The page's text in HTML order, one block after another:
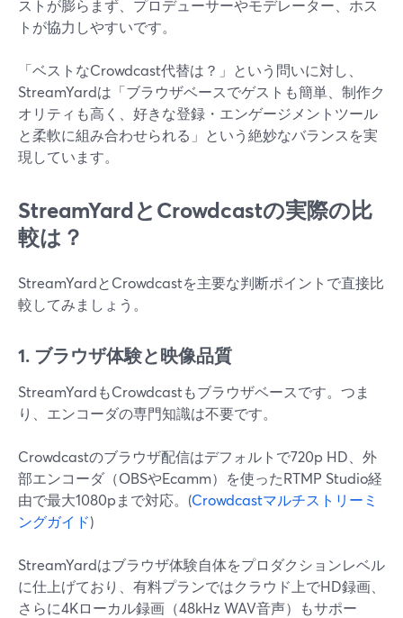
ストが膨らまず、プロデューサーやモデレーター、ホス
トが協力しやすいです。
「ベストなCrowdcast代替は？」という問いに対し、
StreamYardは「ブラウザベースでゲストも簡単、制作ク
オリティも高く、好きな登録・エンゲージメントツール
と柔軟に組み合わせられる」という絶妙なバランスを実
現しています。
StreamYardとCrowdcastの実際の比
較は？
StreamYardとCrowdcastを主要な判断ポイントで直接比
較してみましょう。
1. ブラウザ体験と映像品質
StreamYardもCrowdcastもブラウザベースです。つま
り、エンコーダの専門知識は不要です。
Crowdcastのブラウザ配信はデフォルトで720p HD、外
部エンコーダ（OBSやEcamm）を使ったRTMP Studio経
由で最大1080pまで対応。(Crowdcastマルチストリーミ
ングガイド)
StreamYardはブラウザ体験自体をプロダクションレベル
に仕上げており、有料プランではクラウド上でHD録画、
さらに4Kローカル録画（48kHz WAV音声）もサポー